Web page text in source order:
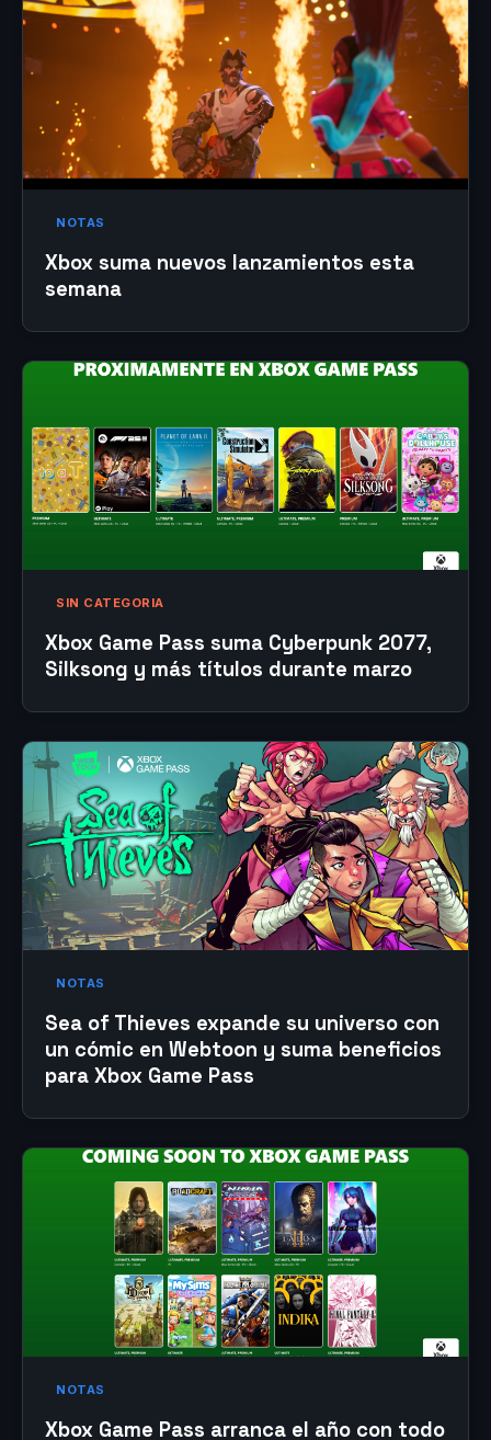
NOTAS
Xbox suma nuevos lanzamientos esta
semana
SIN CATEGORIA
Xbox Game Pass suma Cyberpunk 2077,
Silksong y más títulos durante marzo
NOTAS
Sea of Thieves expande su universo con
un cómic en Webtoon y suma beneficios
para Xbox Game Pass
NOTAS
Xbox Game Pass arranca el año con todo